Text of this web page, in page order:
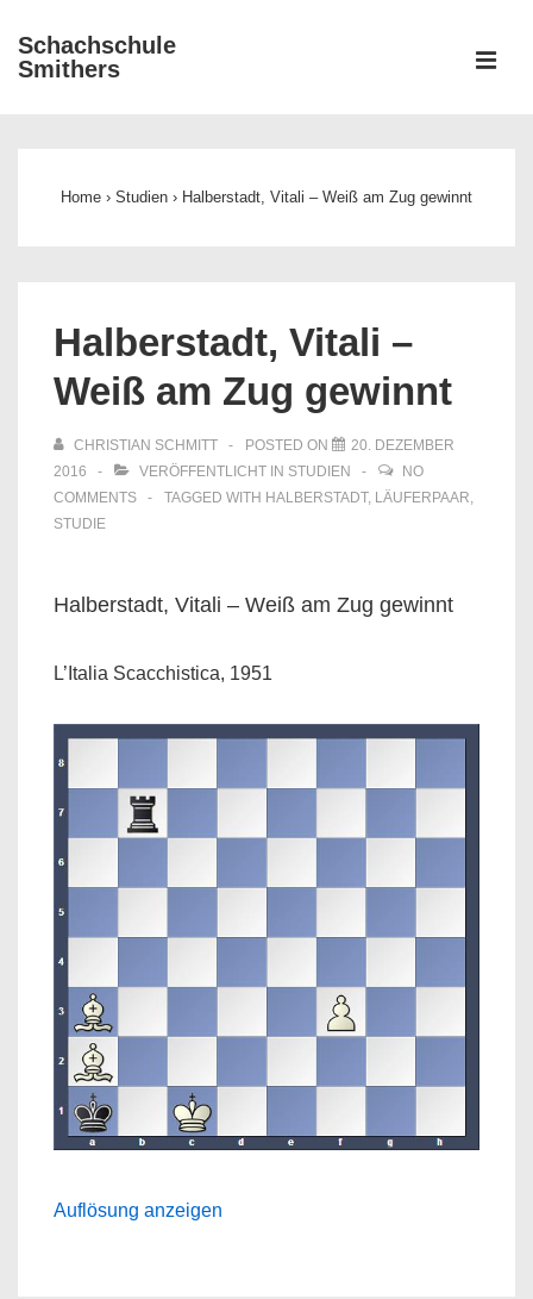
Zum
Inhalt
Schachschule
Smithers
Home › Studien › Halberstadt, Vitali – Weiß am Zug gewinnt
Halberstadt, Vitali –
Weiß am Zug gewinnt
CHRISTIAN SCHMITT POSTED ON
20. DEZEMBER
2016
VERÖFFENTLICHT IN STUDIEN
NO
COMMENTS
TAGGED WITH HALBERSTADT, LÄUFERPAAR,
STUDIE
Halberstadt, Vitali – Weiß am Zug gewinnt
L’Italia Scacchistica, 1951
Auflösung anzeigen